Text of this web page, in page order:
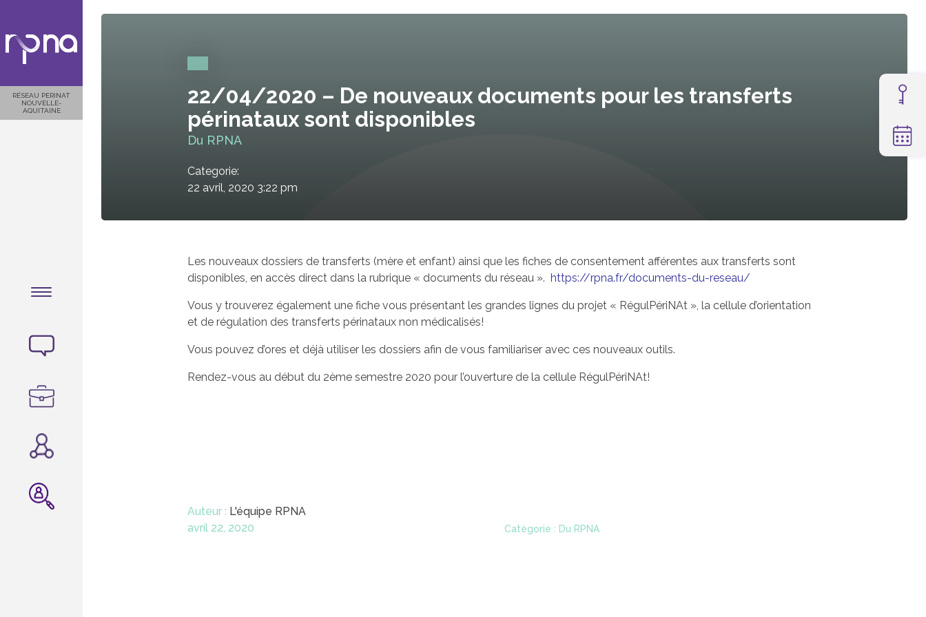
RÉSEAU PERINAT
NOUVELLE-
AQUITAINE
22/04/2020 – De nouveaux documents pour les transferts
périnataux sont disponibles
Du RPNA
Categorie:
22 avril, 2020 3:22 pm
Les nouveaux dossiers de transferts (mère et enfant) ainsi que les fiches de consentement afférentes aux transferts sont
disponibles, en accès direct dans la rubrique « documents du réseau ». https://rpna.fr/documents-du-reseau/
Vous y trouverez également une fiche vous présentant les grandes lignes du projet « RégulPériNAt », la cellule d’orientation
et de régulation des transferts périnataux non médicalisés!
Vous pouvez d’ores et déjà utiliser les dossiers afin de vous familiariser avec ces nouveaux outils.
Rendez-vous au début du 2ème semestre 2020 pour l’ouverture de la cellule RégulPériNAt!
Auteur : L'équipe RPNA
avril 22, 2020
Catégorie : Du RPNA